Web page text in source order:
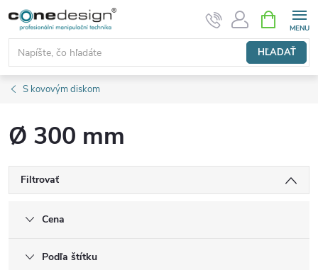
Prejsť
obsah
HĽADAŤ
KOŠÍK
S kovovým diskom
Ø 300 mm
Filtrovať
Cena
Podľa štítku